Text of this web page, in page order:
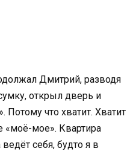
Дмитрий, разводя
открыл дверь и
Потому что хватит. Хватит
«моё-мое». Квартира
себя, будто я в